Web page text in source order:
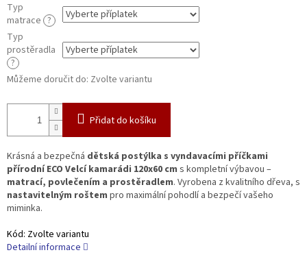
Typ
matrace ?
Typ
prostěradla
?
Můžeme doručit do: Zvolte variantu
Přidat do košíku
Krásná a bezpečná dětská postýlka s vyndavacími příčkami
přírodní ECO Velcí kamarádi 120x60 cm s kompletní výbavou –
matrací, povlečením a prostěradlem. Vyrobena z kvalitního dřeva, s
nastavitelným roštem pro maximální pohodlí a bezpečí vašeho
miminka.
Kód: Zvolte variantu
Detailní informace